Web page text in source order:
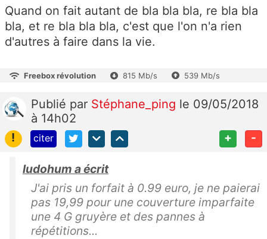
Quand on fait autant de bla bla bla, re bla bla
bla, et re bla bla bla, c'est que l'on n'a rien
d'autres à faire dans la vie.
Freebox révolution 815 Mb/s 539 Mb/s
Publié par Stéphane_ping le 09/05/2018
à 14h02
!
citer + -
ludohum a écrit
J'ai pris un forfait à 0.99 euro, je ne paierai
pas 19,99 pour une couverture imparfaite
une 4 G gruyère et des pannes à
répétitions...